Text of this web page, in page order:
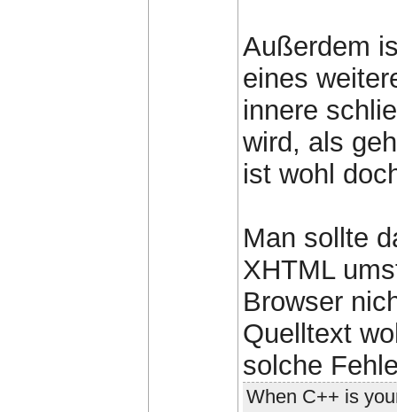
Außerdem
eines
innere
wird, als
ist wohl
Man sollte
XHTML
Browser
Quelltext
solche
When C++ is